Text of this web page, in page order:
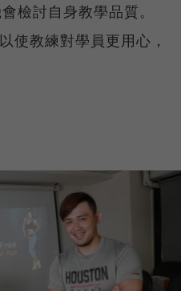
檢討自身教學品質。
教練對學員更用心，